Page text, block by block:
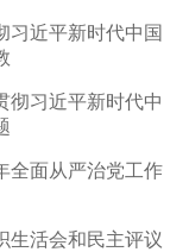
习近平新时代中国
彻习近平新时代中
全面从严治党工作
生活会和民主评议